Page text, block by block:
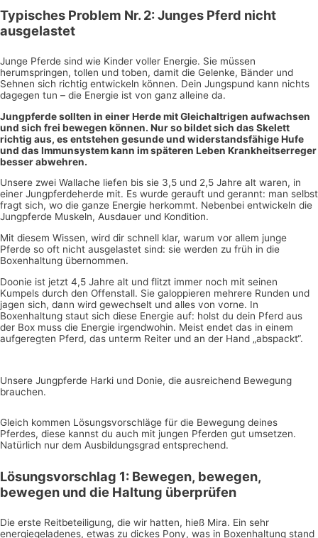
Typisches Problem Nr. 2: Junges Pferd nicht
ausgelastet
Junge Pferde sind wie Kinder voller Energie. Sie müssen
herumspringen, tollen und toben, damit die Gelenke, Bänder und
Sehnen sich richtig entwickeln können. Dein Jungspund kann nichts
dagegen tun – die Energie ist von ganz alleine da.
Jungpferde sollten in einer Herde mit Gleichaltrigen aufwachsen
und sich frei bewegen können. Nur so bildet sich das Skelett
richtig aus, es entstehen gesunde und widerstandsfähige Hufe
und das Immunsystem kann im späteren Leben Krankheitserreger
besser abwehren.
Unsere zwei Wallache liefen bis sie 3,5 und 2,5 Jahre alt waren, in
einer Jungpferdeherde mit. Es wurde gerauft und gerannt: man selbst
fragt sich, wo die ganze Energie herkommt. Nebenbei entwickeln die
Jungpferde Muskeln, Ausdauer und Kondition.
Mit diesem Wissen, wird dir schnell klar, warum vor allem junge
Pferde so oft nicht ausgelastet sind: sie werden zu früh in die
Boxenhaltung übernommen.
Doonie ist jetzt 4,5 Jahre alt und flitzt immer noch mit seinen
Kumpels durch den Offenstall. Sie galoppieren mehrere Runden und
jagen sich, dann wird gewechselt und alles von vorne. In
Boxenhaltung staut sich diese Energie auf: holst du dein Pferd aus
der Box muss die Energie irgendwohin. Meist endet das in einem
aufgeregten Pferd, das unterm Reiter und an der Hand „abspackt“.
Unsere Jungpferde Harki und Donie, die ausreichend Bewegung
brauchen.
Gleich kommen Lösungsvorschläge für die Bewegung deines
Pferdes, diese kannst du auch mit jungen Pferden gut umsetzen.
Natürlich nur dem Ausbildungsgrad entsprechend.
Lösungsvorschlag 1: Bewegen, bewegen,
bewegen und die Haltung überprüfen
Die erste Reitbeteiligung, die wir hatten, hieß Mira. Ein sehr
energiegeladenes, etwas zu dickes Pony, was in Boxenhaltung stand